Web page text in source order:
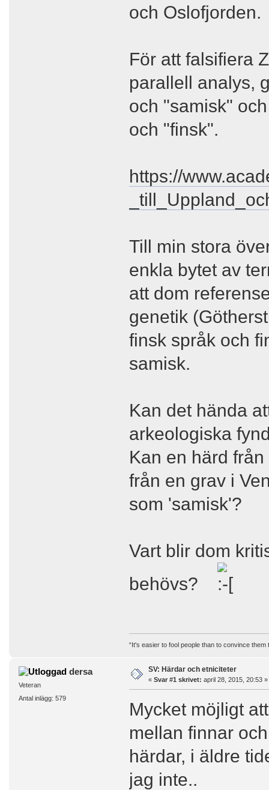
och Oslofjorden.
För att falsifiera
parallell analys,
och "samisk"
och "finsk".
https://
Till min stora
enkla bytet av
att dom
genetik
finsk språk och
samisk.
Kan det hända
arkeologiska
Kan en härd
från en grav i
som 'samisk'?
Vart blir dom
behövs?
“It's easier to fool people than to convince them
dersa
Veteran
Antal inlägg: 579
SV: Härdar och etniciteter
« Svar #1 skrivet: april 28, 2015, 20:53 »
Mycket möjligt
mellan finnar
härdar, i äldre
jag inte..